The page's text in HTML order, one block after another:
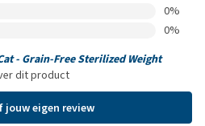
0%
0%
- Grain-Free Sterilized Weight
dit product
jouw eigen review